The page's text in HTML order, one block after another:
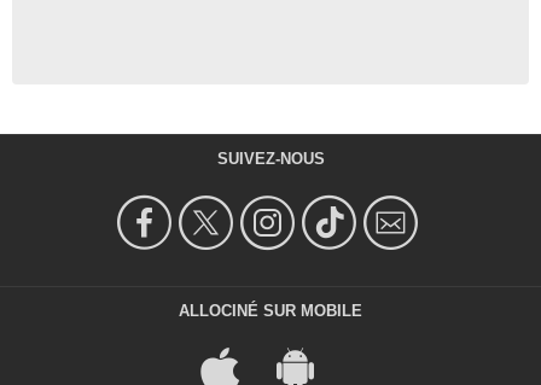
SUIVEZ-NOUS
ALLOCINÉ SUR MOBILE